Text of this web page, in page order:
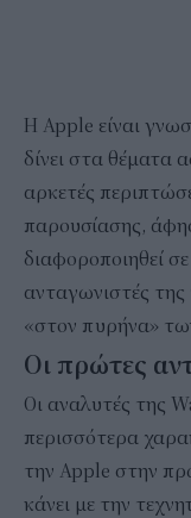
Η Apple είναι
δίνει στα θέματα
αρκετές
παρουσίασης,
διαφοροποιηθεί
ανταγωνιστές
«στον πυρήνα»
Οι πρώτες
Οι αναλυτές της
περισσότερα
την Apple στην
κάνει με την